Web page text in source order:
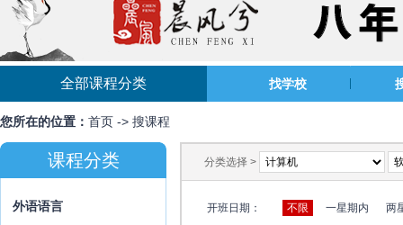
全部课程分类 找学校
您所在的位置： 首页 -> 搜课程
课程分类
外语语言
分类选择 >
开班日期： 不限 一星期内 两